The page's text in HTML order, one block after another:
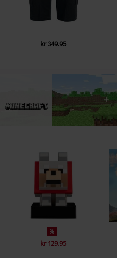
kr 349.95
%
kr 129.95